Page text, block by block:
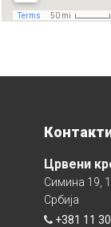
Црвени
Симина 19,
Србија
+381 11